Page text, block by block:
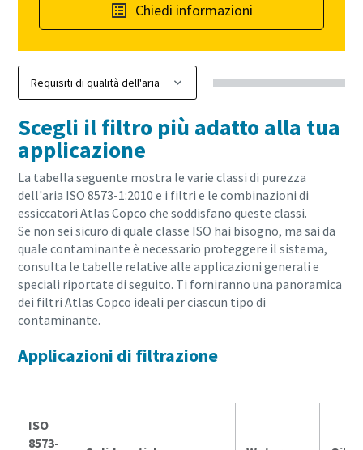
Chiedi informazioni
Scegli il filtro più adatto alla tua
applicazione
La tabella seguente mostra le varie classi di purezza
dell'aria ISO 8573-1:2010 e i filtri e le combinazioni di
essiccatori Atlas Copco che soddisfano queste classi.
Se non sei sicuro di quale classe ISO hai bisogno, ma sai da
quale contaminante è necessario proteggere il sistema,
consulta le tabelle relative alle applicazioni generali e
speciali riportate di seguito. Ti forniranno una panoramica
dei filtri Atlas Copco ideali per ciascun tipo di
contaminante.
Applicazioni di filtrazione
ISO
8573-